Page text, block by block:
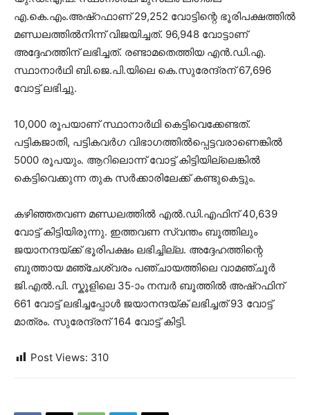
എ.കെ.എം.അഷ്റഫാണ് 29,252 വോട്ടിന്റെ ഭൂരിപക്ഷത്തിൽ
മണ്ഡലത്തിൽനിന്ന്‌ വിജയിച്ചത്. 96,948 വോട്ടാണ്
അദ്ദേഹത്തിന് ലഭിച്ചത്. രണ്ടാമതെത്തിയ എൻ.ഡി.എ.
സ്ഥാനാർഥി ബി.ജെ.പി.യിലെ കെ.സുരേന്ദ്രന് 67,696
വോട്ട് ലഭിച്ചു.
10,000 രൂപയാണ് സ്ഥാനാർഥി കെട്ടിവെക്കേണ്ടത്.
പട്ടികജാതി, പട്ടികവർഗ വിഭാഗത്തിൽപ്പെട്ടവരാണെങ്കിൽ
5000 രൂപയും. ആറിലൊന്ന് വോട്ട് കിട്ടിയില്ലെങ്കിൽ
കെട്ടിവെക്കുന്ന തുക സർക്കാരിലേക്ക് കണ്ടുകെട്ടും.
കഴിഞ്ഞതവണ മണ്ഡലത്തിൽ എൽ.ഡി.എഫിന് 40,639
വോട്ട് കിട്ടിയിരുന്നു. ഇത്തവണ സ്വന്തം ബൂത്തിലും
ജയാനന്ദയ്ക്ക് ഭൂരിപക്ഷം ലഭിച്ചില്ല. അദ്ദേഹത്തിന്റെ
ബൂത്തായ മഞ്ചേശ്വരം പഞ്ചായത്തിലെ വാമഞ്ചൂർ
ജി.എൽ.പി. സ്കൂളിലെ 35-ാം നമ്പർ ബൂത്തിൽ അഷ്റഫിന്
661 വോട്ട് ലഭിച്ചപ്പോൾ ജയാനന്ദയ്ക് ലഭിച്ചത് 93 വോട്ട്
മാത്രം. സുരേന്ദ്രന് 164 വോട്ട് കിട്ടി.
Post Views: 310